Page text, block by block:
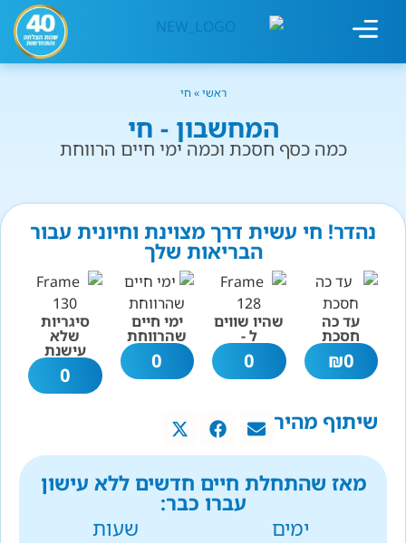
ראשי» חי
המחשבון - חי
כמה כסף חסכת וכמה ימי חיים הרווחת
נהדר! חי עשית דרך מצוינת וחיונית עבור
הבריאות שלך
עד כה
חסכת
0
₪
שהיו שווים
ל -
0
ימי חיים
שהרווחת
0
סיגריות
שלא
עישנת
0
שיתוף מהיר
מאז שהתחלת חיים חדשים ללא עישון
עברו כבר:
ימים
שעות